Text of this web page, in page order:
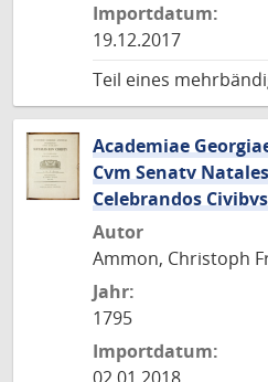
Importdatum:
19.12.2017
Teil eines
Academiae
Cvm Senatv
Celebrandos
Autor
Ammon, Christoph
Jahr:
1795
Importdatum: